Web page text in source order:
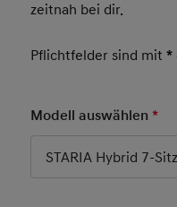
zeitnah bei dir.
Pflichtfelder sind mit*
Modell auswählen*
STARIA Hybrid 7-